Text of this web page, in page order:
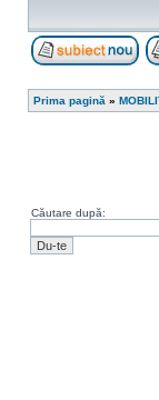
Prima pagină »
Căutare după: